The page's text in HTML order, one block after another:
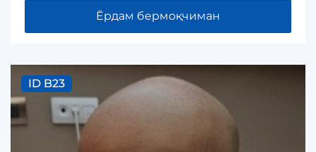
Ёрдам бермоқчиман
ID B23